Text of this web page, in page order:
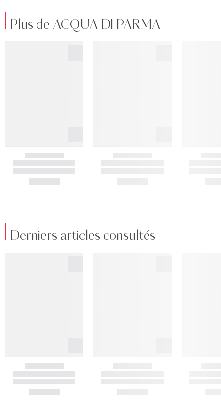
Plus de ACQUA DI PARMA
Derniers articles consultés